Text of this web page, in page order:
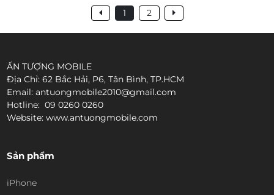
1 2
ẤN TƯỢNG MOBILE
Địa Chỉ: 62 Bắc Hải, P6, Tân Bình, TP.HCM
Email: antuongmobile2010@gmail.com
Hotline: 09 0260 0260
Website: www.antuongmobile.com
Sản phẩm
iPhone